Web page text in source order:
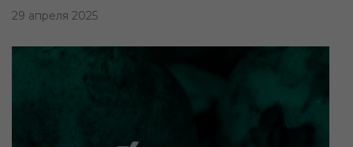
29 апреля 2025